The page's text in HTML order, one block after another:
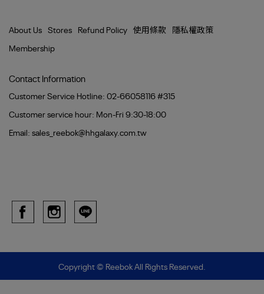
About Us Stores Refund Policy 使用條款
隱私權政策
Membership
Contact Information
Customer Service Hotline: 02-66058116 #315
Customer service hour: Mon-Fri 9:30-18:00
Email: sales_reebok@hhgalaxy.com.tw
Copyright © Reebok All Rights Reserved.